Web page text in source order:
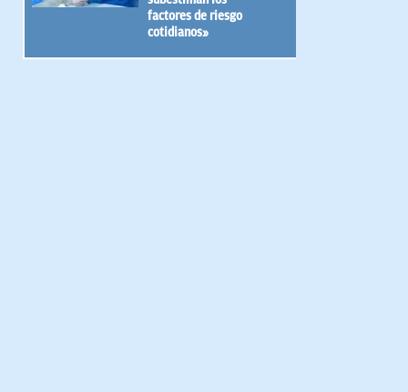
factores de riesgo
cotidianos»